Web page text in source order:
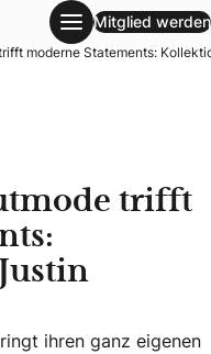
Statements:
Mitglied werden
moderne Statements:
trifft
ihren ganz
ihren ganz eigenen